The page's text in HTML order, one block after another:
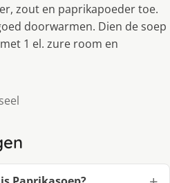
zout en paprikapoeder toe.
doorwarmen. Dien de soep
1 el. zure room en